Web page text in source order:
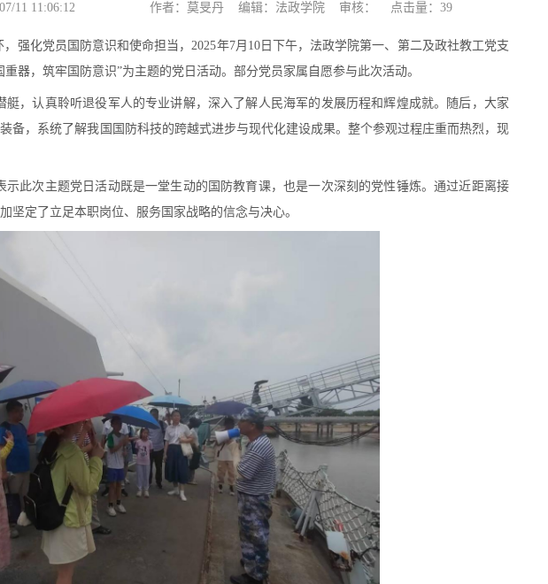
11 11:06:12 作者：莫旻丹 编辑：法政学院 审核： 点击量： 39
强化党员国防意识和使命担当，2025年7月 10日下午，法政学院第一、 第二及政社教工党支
重器，筑牢国防意识”为主题的党日活动。部分党员家属自愿参与此次活动。
，认真聆听退役军人的专业讲解，深入了解人民海军的发展历程和辉煌成就。随后， 大家
备，系统了解我国国防科技的跨越式进步与现代化建设成果。整个参观过程庄重而热烈，现
此次主题党日活动既是一堂生动的国防教育课，也是一次深刻的党性锤炼。通过近距离接
坚定了立足本职岗位、服务国家战略的信念与决心。